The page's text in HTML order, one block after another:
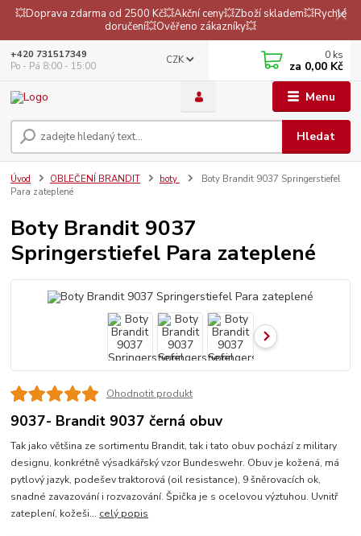
💥Doprava zdarma od 2500 Kč💥Akční ceny💥Zboží skladem💥Rychlé
doručení💥Ověřeno zákazníky💥
Menu
CZK
Hledat
+420 731517349
Po - Pá 8:00 - 15:00
0 ks
za 0,00 Kč
Úvod OBLEČENÍ BRANDIT boty
Boty Brandit 9037 Springerstiefel
Para zateplené
Boty Brandit 9037
Springerstiefel Para zateplené
Ohodnotit produkt
9037- Brandit 9037 černá obuv
Tak jako většina ze sortimentu Brandit, tak i tato obuv pochází z military
designu, konkrétně výsadkářský vzor Bundeswehr. Obuv je kožená, má
pytlový jazyk, podešev traktorová (oil resistance), 9 šněrovacích ok,
snadné zavazování i rozvazování. Špička je s ocelovou výztuhou. Uvnitř
zateplení, kožeši... celý popis